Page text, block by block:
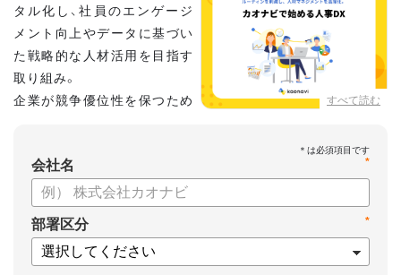
すべて読む
タル化し、社員のエンゲージ
メント向上やデータに基づい
た戦略的な人材活用を目指す
取り組み。
企業が競争優位性を保つため
しかし、「何から手を付けてよいかわからない」「なかなかデジ
タル化が進まない」「既存システムを変えることに抵抗がある」
といった理由から、推進に踏み切れていない企業も少なくあり
ません。
*
会社名
*
部署区分